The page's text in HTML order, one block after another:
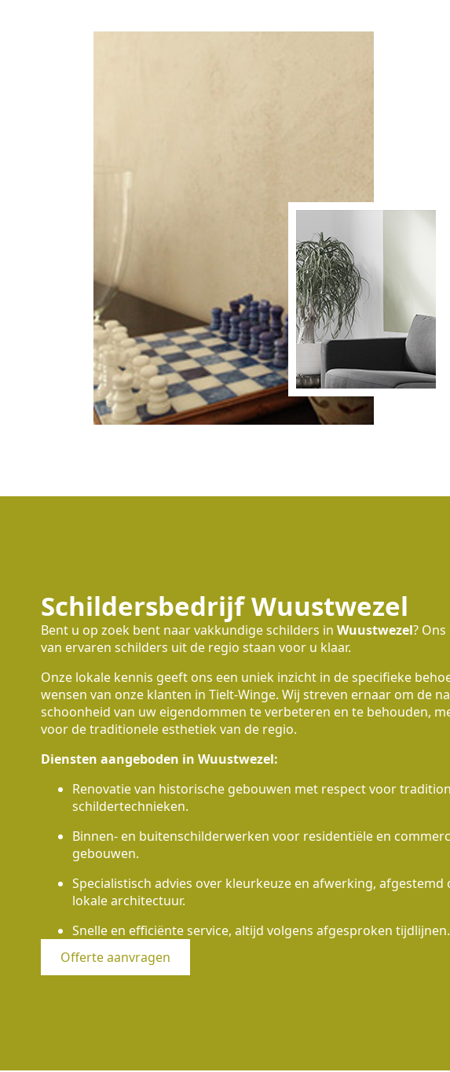
Schildersbedrijf Wuustwezel
Bent u op zoek bent naar vakkundige schilders in Wuustwezel?
van ervaren schilders uit de regio staan voor u klaar.
Onze lokale kennis geeft ons een uniek inzicht in de specifieke
wensen van onze klanten in Tielt-Winge. Wij streven ernaar om de
schoonheid van uw eigendommen te verbeteren en te behouden,
voor de traditionele esthetiek van de regio.
Diensten aangeboden in Wuustwezel:
Renovatie van historische gebouwen met respect voor
schildertechnieken.
Binnen- en buitenschilderwerken voor residentiële en
gebouwen.
Specialistisch advies over kleurkeuze en afwerking, afgestemd
lokale architectuur.
Snelle en efficiënte service, altijd volgens afgesproken tijdlijnen.
Offerte aanvragen